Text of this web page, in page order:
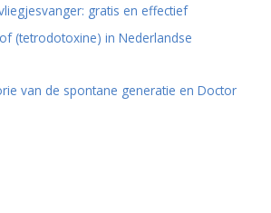
gratis en effectief
(tetrodotoxine) in Nederlandse
van de spontane generatie en Doctor